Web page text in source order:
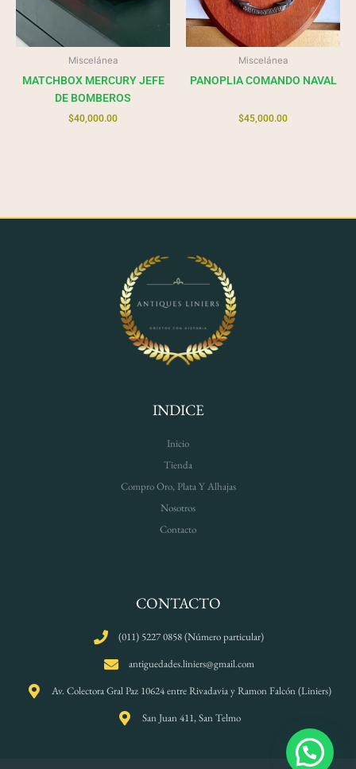
Miscelánea
MATCHBOX MERCURY JEFE
DE BOMBEROS
$40,000.00
Miscelánea
PANOPLIA COMANDO NAVAL
$45,000.00
INDICE
Inicio
Tienda
Compro Oro, Plata Y Alhajas
Nosotros
Contacto
CONTACTO
(011) 5227 0858 (Número particular)
antiguedades.liniers@gmail.com
Av. Colectora Gral Paz 10624 entre Rivadavia y Ramon Falcón (Liniers)
San Juan 411, San Telmo